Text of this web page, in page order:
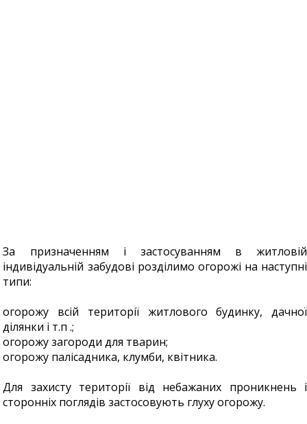
За призначенням і застосуванням в житловій
індивідуальній забудові розділимо огорожі на наступні
типи:
огорожу всій території житлового будинку, дачної
ділянки і т.п .;
огорожу загороди для тварин;
огорожу палісадника, клумби, квітника.
Для захисту території від небажаних проникнень і
сторонніх поглядів застосовують глуху огорожу.